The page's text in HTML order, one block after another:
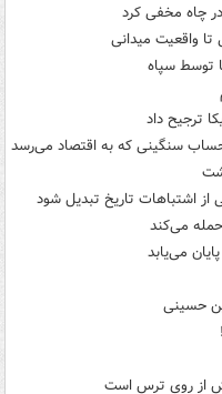
چاه مخفی کرد
واقعیت میدانی
توسط سپاه
ترجیح داد
سنگینی که به اقتصاد می‌رسد
اشتباهات تاریخ تبدیل شود
می‌یابد
حسینی
از روی ترس است